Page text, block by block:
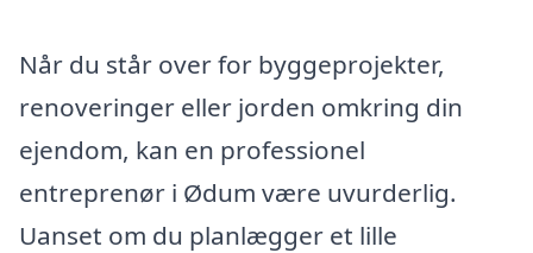
Når du står over for byggeprojekter,
renoveringer eller jorden omkring din
ejendom, kan en professionel
entreprenør i Ødum være uvurderlig.
Uanset om du planlægger et lille